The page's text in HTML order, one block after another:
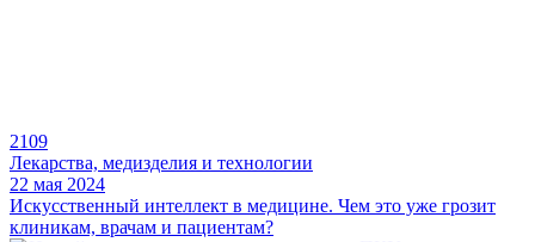
2109
Лекарства, медизделия и технологии
22 мая 2024
Искусственный интеллект в медицине. Чем это уже грозит
клиникам, врачам и пациентам?